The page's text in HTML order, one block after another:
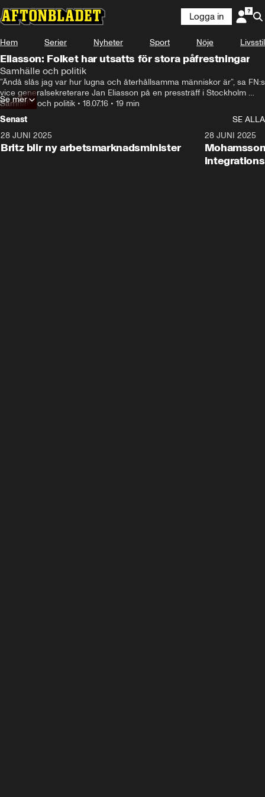
Logga in
Hem Serier Nyheter Sport Nöje Livsstil
Eliasson: Folket har utsatts för stora påfrestningar
Samhälle och politik
”Ändå slås jag var hur lugna och återhållsamma människor är”, sa FN:s
vice generalsekreterare Jan Eliasson på en pressträff i Stockholm
efter att han återvänt från sitt besök i Ukraina.
Samhälle och politik • 18.07.16 • 19 min
Se mer
Senast
SE ALLA
28 JUNI 2025
Britz blir ny arbetsmarknadsminister
28 JUNI 2025